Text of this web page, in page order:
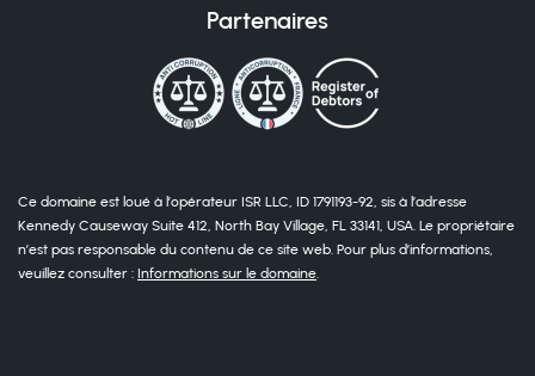
Partenaires
Ce domaine est loué à l’opérateur ISR LLC, ID 1791193-92, sis à l’adresse
Kennedy Causeway Suite 412, North Bay Village, FL 33141, USA. Le propriétaire
n’est pas responsable du contenu de ce site web. Pour plus d’informations,
veuillez consulter : Informations sur le domaine.